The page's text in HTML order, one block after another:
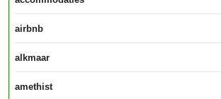
airbnb
alkmaar
amethist